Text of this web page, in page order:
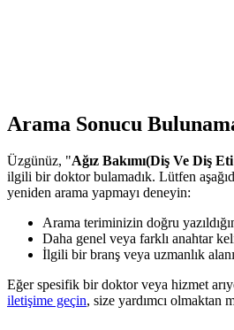
Arama Sonucu
Üzgünüz, "Ağız Bakımı(Diş Ve Diş
ilgili bir doktor bulamadık. Lütfen
yeniden arama yapmayı deneyin:
Arama teriminizin doğru
Daha genel veya farklı anahtar
İlgili bir branş veya uzmanlık
Eğer spesifik bir doktor veya hizmet
iletişime geçin, size yardımcı olmaktan